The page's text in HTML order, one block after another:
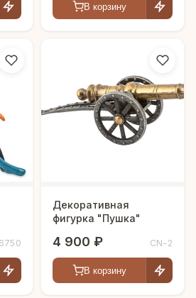
В корзину
Декоративная
фигурка "Пушка"
4 900 ₽ CN-2
В корзину